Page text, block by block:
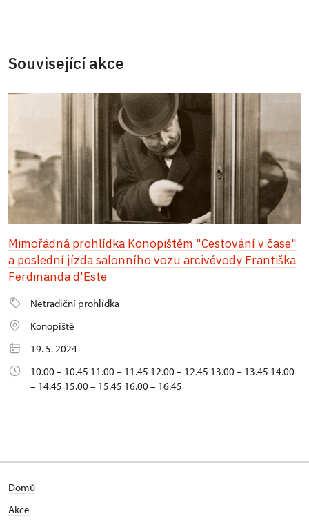
Související akce
Mimořádná prohlídka Konopištěm "Cestování v čase"
a poslední jízda salonního vozu arcivévody Františka
Ferdinanda d'Este
Netradiční prohlídka
Konopiště
19. 5. 2024
10.00 – 10.45 11.00 – 11.45 12.00 – 12.45 13.00 – 13.45 14.00
– 14.45 15.00 – 15.45 16.00 – 16.45
Domů
Akce